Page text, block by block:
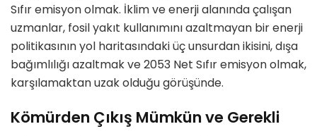
Sıfır emisyon olmak. İklim ve enerji alanında çalışan
uzmanlar, fosil yakıt kullanımını azaltmayan bir enerji
politikasının yol haritasındaki üç unsurdan ikisini, dışa
bağımlılığı azaltmak ve 2053 Net Sıfır emisyon olmak,
karşılamaktan uzak olduğu görüşünde.
Kömürden Çıkış Mümkün ve Gerekli